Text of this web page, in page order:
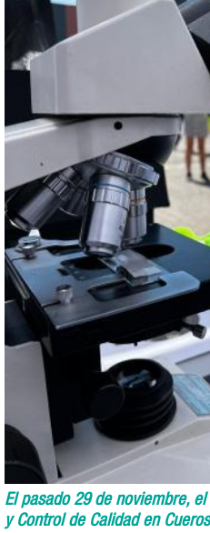
El pasado 29 de noviembre,
y Control de Calidad en